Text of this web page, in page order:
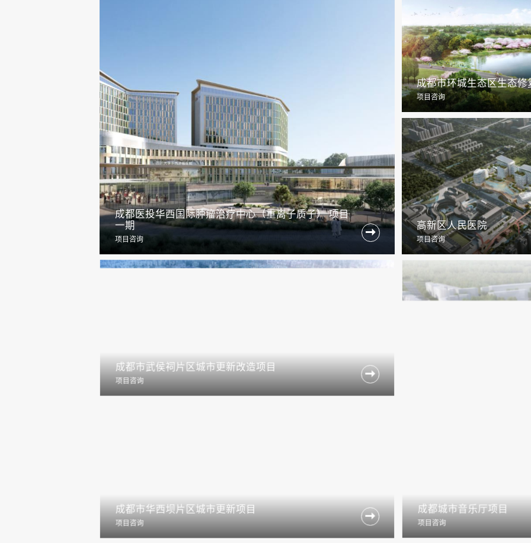
成都医投华西国际肿瘤治疗中心（重离子质子） 项目
一期
项目咨询

成都市环城生态区生态修
项目咨询
高新区人民医院
项目咨询
成都城市音乐厅项目
项目咨询
成都市武侯祠片区城市更新改造项目
项目咨询

成都市华西坝片区城市更新项目
项目咨询
